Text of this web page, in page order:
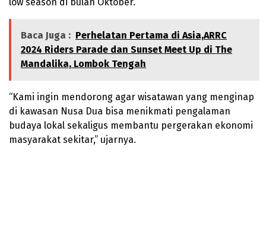
Baca Juga : Perhelatan Pertama di Asia,ARRC
2024 Riders Parade dan Sunset Meet Up di The
Mandalika, Lombok Tengah
“Kami ingin mendorong agar wisatawan yang menginap
di kawasan Nusa Dua bisa menikmati pengalaman
budaya lokal sekaligus membantu pergerakan ekonomi
masyarakat sekitar,” ujarnya.